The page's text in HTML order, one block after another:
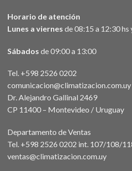
Horario de atención
Lunes a viernes de 08:15 a 12:30 hs
Sábados de 09:00 a 13:00
Tel. +598 2526 0202
comunicacion@climatizacion.com.uy
Dr. Alejandro Gallinal 2469
CP 11400 – Montevideo / Uruguay
Departamento de Ventas
Tel. +598 2526 0202 int. 107/108/
ventas@climatizacion.com.uy